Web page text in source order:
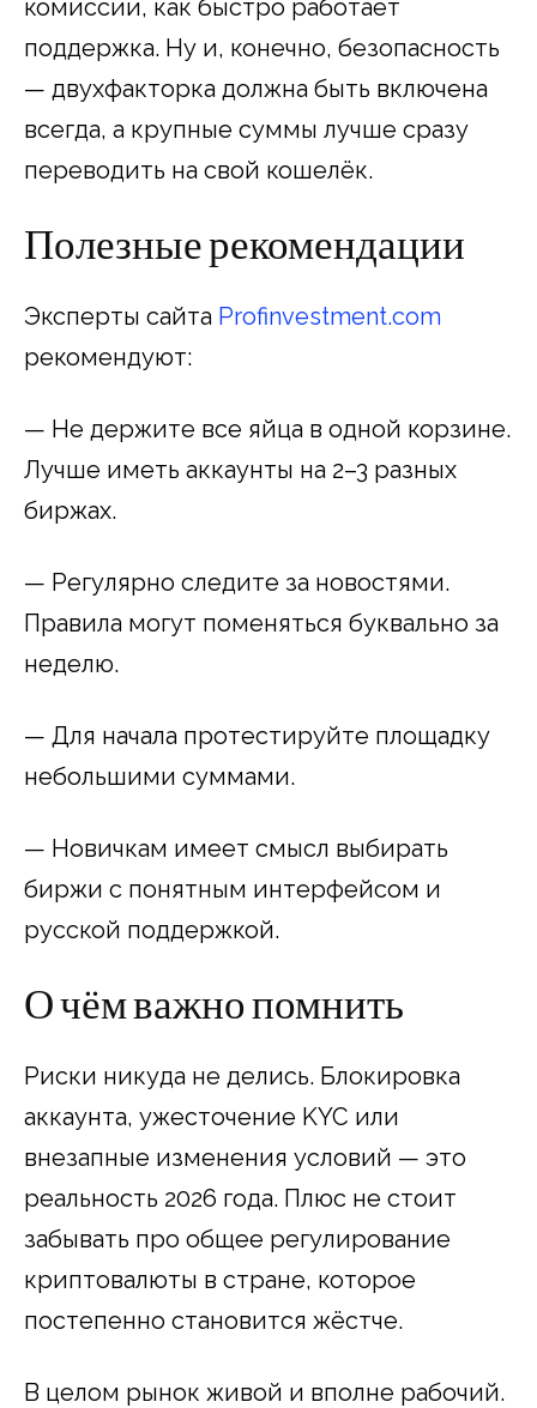
комиссии, как быстро работает
поддержка. Ну и, конечно, безопасность
— двухфакторка должна быть включена
всегда, а крупные суммы лучше сразу
переводить на свой кошелёк.
Полезные рекомендации
Эксперты сайта Profinvestment.com
рекомендуют:
— Не держите все яйца в одной корзине.
Лучше иметь аккаунты на 2–3 разных
биржах.
— Регулярно следите за новостями.
Правила могут поменяться буквально за
неделю.
— Для начала протестируйте площадку
небольшими суммами.
— Новичкам имеет смысл выбирать
биржи с понятным интерфейсом и
русской поддержкой.
О чём важно помнить
Риски никуда не делись. Блокировка
аккаунта, ужесточение KYC или
внезапные изменения условий — это
реальность 2026 года. Плюс не стоит
забывать про общее регулирование
криптовалюты в стране, которое
постепенно становится жёстче.
В целом рынок живой и вполне рабочий.